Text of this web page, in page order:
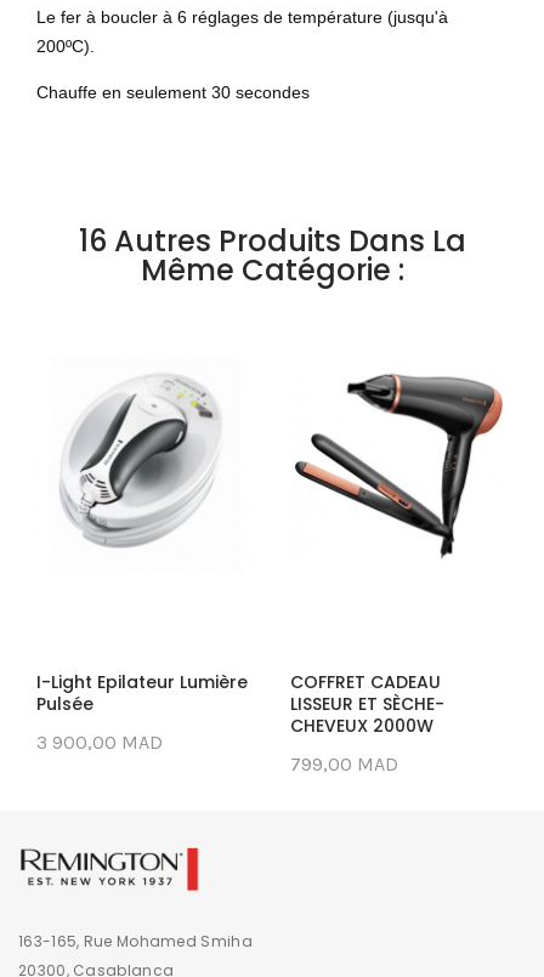
Le fer à boucler à 6 réglages de température (jusqu'à
200ºC).
Chauffe en seulement 30 secondes
16 Autres Produits Dans La
Même Catégorie :
I-Light Epilateur Lumière
Pulsée
3 900,00 MAD
COFFRET CADEAU
LISSEUR ET SÈCHE-
CHEVEUX 2000W
799,00 MAD
163-165, Rue Mohamed Smiha
20300, Casablanca